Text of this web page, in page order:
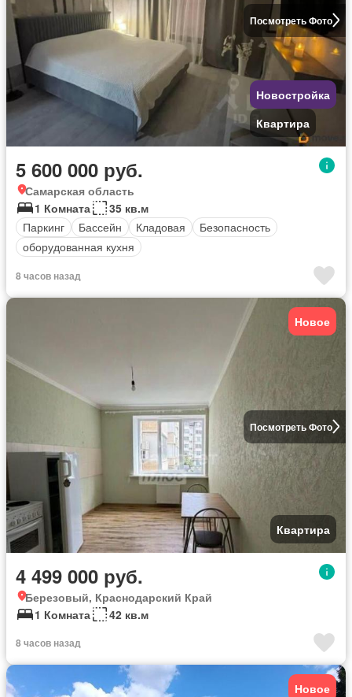
Посмотреть Фото
Новостройка
Квартира
5 600 000 руб.
Самарская область
1 Комната
35 кв.м
Паркинг
Бассейн Кладовая
Безопасность
оборудованная кухня
8 часов назад
Посмотреть Фото
Новое
Квартира
4 499 000 руб.
Березовый, Краснодарский Край
1 Комната
42 кв.м
8 часов назад
Новое